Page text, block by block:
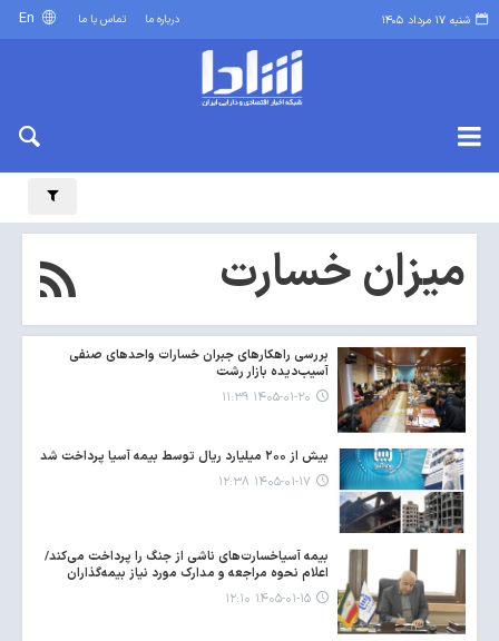
شنبه ۱۷ مرداد ۱۴۰۵ درباره ما تماس با ما
میزان خسارت
بررسی راهکارهای جبران خسارات واحدهای صنفی
آسیب‌دیده بازار رشت
۱۴۰۵-۰۱-۲۰ ۱۱:۳۹
بیش از ۲۰۰ میلیارد ریال توسط بیمه آسیا پرداخت شد
۱۴۰۵-۰۱-۱۷ ۱۲:۳۸
بیمه آسیاخسارت‌های ناشی از جنگ را پرداخت می‌کند/
اعلام نحوه مراجعه و مدارک مورد نیاز بیمه‌گذاران
۱۴۰۵-۰۱-۱۵ ۱۲:۱۰